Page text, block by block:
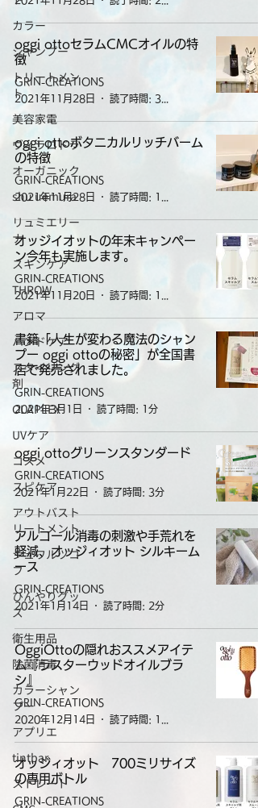
カラー
シャンプー
トリートメン
ト
美容家電
ヴィラロドラ
オーガニック
shu uemura
リュミエリー
ナ
スキンケア
THROW
アロマ
ハンドケア
スタイリング
剤
OLAPLEX
UVケア
コスメ
スピケア
アウトバスト
リートメント
シュワルツコ
フ
ひんやりグッ
ズ
衛生用品
除菌消毒
カラーシャン
プー
アプリエ
tintbar
ストレート
oggi ottoセラムCMCオイルの特
徴
GRIN-CREATIONS
2021年11月28日
oggi ottoボタニカルリッチバーム
の特徴
GRIN-CREATIONS
2021年11月28日
オッジイオットの年末キャンペー
ン今年も実施します。
GRIN-CREATIONS
2021年11月20日
書籍「人生が変わる魔法のシャン
プー oggi ottoの秘密」が全国書
店で発売されました。
GRIN-CREATIONS
2021年3月1日
読了時間: 1分
oggi ottoグリーンスタンダード
GRIN-CREATIONS
2021年1月22日
読了時間: 3分
アルコール消毒の刺激や手荒れを
軽減、オッジィオット シルキーム
ース
GRIN-CREATIONS
2021年1月14日
読了時間: 2分
OggiOttoの隠れおススメアイテ
ム『ラスターウッドオイルブラ
シ』
GRIN-CREATIONS
2020年12月14日
オッジィオット 700ミリサイズ
の専用ボトル
GRIN-CREATIONS